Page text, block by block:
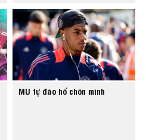
MU tự đào hố chôn mình